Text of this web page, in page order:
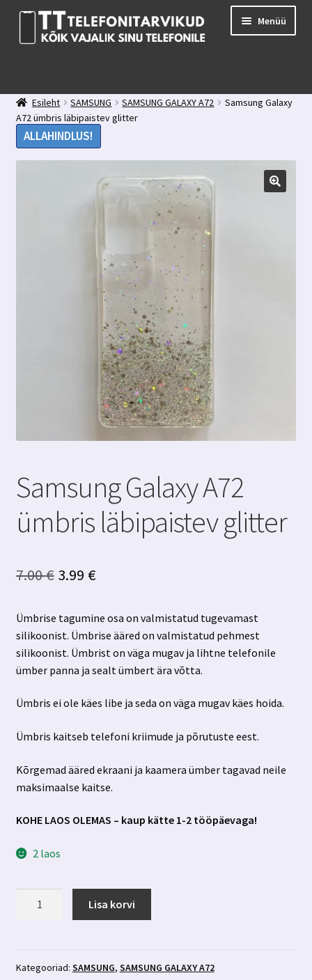
Liigu
navigeerimisele
Liigu
juurde
Menüü
Minu konto
Ostukorv
Kontakt
Esileht SAMSUNG SAMSUNG GALAXY A72
Samsung Galaxy
A72 ümbris läbipaistev glitter
ALLAHINDLUS!
Samsung Galaxy A72
ümbris läbipaistev glitter
7.00€ Algne
oli:
7.00 €.
3.99 €Praegune
on:
3.99 €.
Ümbrise tagumine osa on valmistatud tugevamast
silikoonist. Ümbrise ääred on valmistatud pehmest
silikoonist. Ümbrist on väga mugav ja lihtne telefonile
ümber panna ja sealt ümbert ära võtta.
Ümbris ei ole käes libe ja seda on väga mugav käes hoida.
Ümbris kaitseb telefoni kriimude ja põrutuste eest.
Kõrgemad ääred ekraani ja kaamera ümber tagavad neile
maksimaalse kaitse.
KOHE LAOS OLEMAS – kaup kätte 1-2 tööpäevaga!
2 laos
läbipaistev
Lisa korvi
Kategooriad: SAMSUNG, SAMSUNG GALAXY A72